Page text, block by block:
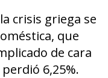
crisis griega se
que
de cara
6,25%.